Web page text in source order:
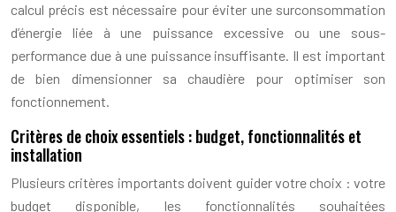
calcul précis est nécessaire pour éviter une surconsommation
d’énergie liée à une puissance excessive ou une sous-
performance due à une puissance insuffisante. Il est important
de bien dimensionner sa chaudière pour optimiser son
fonctionnement.
Critères de choix essentiels : budget, fonctionnalités et
installation
Plusieurs critères importants doivent guider votre choix : votre
budget disponible, les fonctionnalités souhaitées